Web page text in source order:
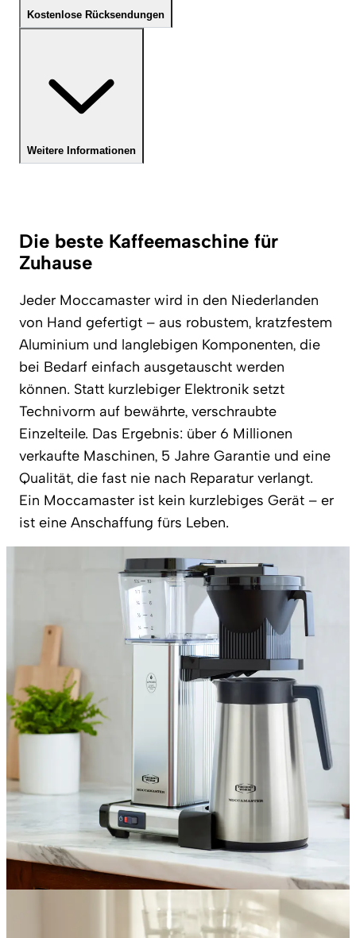
Kostenlose Rücksendungen
Weitere Informationen
Die beste Kaffeemaschine für
Zuhause
Jeder Moccamaster wird in den Niederlanden
von Hand gefertigt – aus robustem, kratzfestem
Aluminium und langlebigen Komponenten, die
bei Bedarf einfach ausgetauscht werden
können. Statt kurzlebiger Elektronik setzt
Technivorm auf bewährte, verschraubte
Einzelteile. Das Ergebnis: über 6 Millionen
verkaufte Maschinen, 5 Jahre Garantie und eine
Qualität, die fast nie nach Reparatur verlangt.
Ein Moccamaster ist kein kurzlebiges Gerät – er
ist eine Anschaffung fürs Leben.